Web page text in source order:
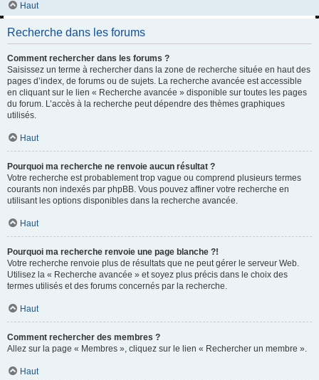
Haut
Recherche dans les forums
Comment rechercher dans les forums ?
Saisissez un terme à rechercher dans la zone de recherche située en haut des
pages d’index, de forums ou de sujets. La recherche avancée est accessible
en cliquant sur le lien « Recherche avancée » disponible sur toutes les pages
du forum. L’accès à la recherche peut dépendre des thèmes graphiques
utilisés.
Haut
Pourquoi ma recherche ne renvoie aucun résultat ?
Votre recherche est probablement trop vague ou comprend plusieurs termes
courants non indexés par phpBB. Vous pouvez affiner votre recherche en
utilisant les options disponibles dans la recherche avancée.
Haut
Pourquoi ma recherche renvoie une page blanche ?!
Votre recherche renvoie plus de résultats que ne peut gérer le serveur Web.
Utilisez la « Recherche avancée » et soyez plus précis dans le choix des
termes utilisés et des forums concernés par la recherche.
Haut
Comment rechercher des membres ?
Allez sur la page « Membres », cliquez sur le lien « Rechercher un membre ».
Haut